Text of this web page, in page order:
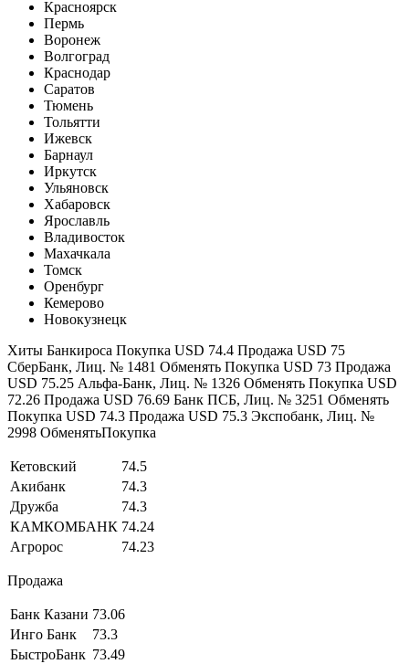
Красноярск
Пермь
Воронеж
Волгоград
Краснодар
Саратов
Тюмень
Тольятти
Ижевск
Барнаул
Иркутск
Ульяновск
Хабаровск
Ярославль
Владивосток
Махачкала
Томск
Оренбург
Кемерово
Новокузнецк
Хиты Банкироса Покупка USD 74.4 Продажа USD 75
СберБанк, Лиц. № 1481 Обменять Покупка USD 73 Продажа
USD 75.25 Альфа-Банк, Лиц. № 1326 Обменять Покупка USD
72.26 Продажа USD 76.69 Банк ПСБ, Лиц. № 3251 Обменять
Покупка USD 74.3 Продажа USD 75.3 Экспобанк, Лиц. №
2998 ОбменятьПокупка
Кетовский
74.5
Акибанк
74.3
Дружба
74.3
КАМКОМБАНК 74.24
Агророс
74.23
Продажа
Банк Казани 73.06
Инго Банк
73.3
БыстроБанк 73.49